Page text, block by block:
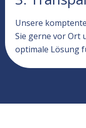
Unsere
Sie gerne vor Ort
optimale Lösung